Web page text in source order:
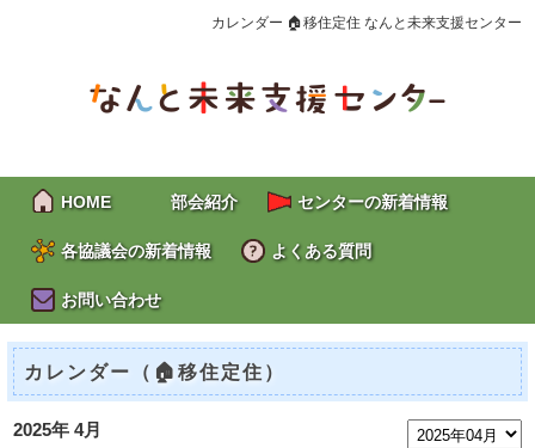
カレンダー 🏠移住定住 なんと未来支援センター
HOME 部会紹介 センターの新着情報
各協議会の新着情報 よくある質問
お問い合わせ
カレンダー（🏠移住定住）
2025年 4月